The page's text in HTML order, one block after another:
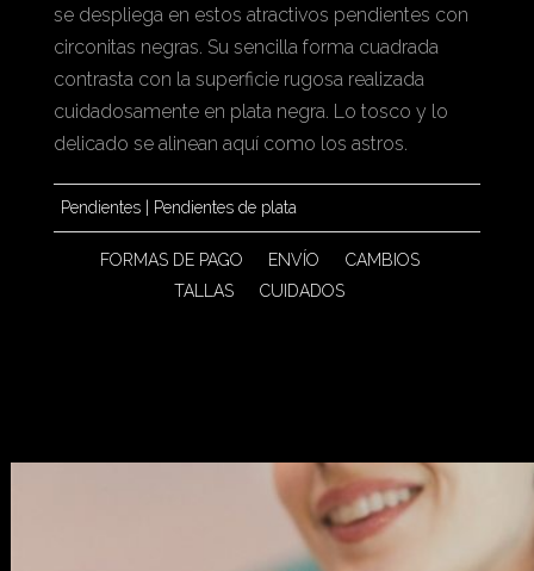
se despliega en estos atractivos pendientes con
circonitas negras. Su sencilla forma cuadrada
contrasta con la superficie rugosa realizada
cuidadosamente en plata negra. Lo tosco y lo
delicado se alinean aquí como los astros.
Pendientes| Pendientes de plata
FORMAS DE PAGO ENVÍO
CAMBIOS
TALLAS
CUIDADOS